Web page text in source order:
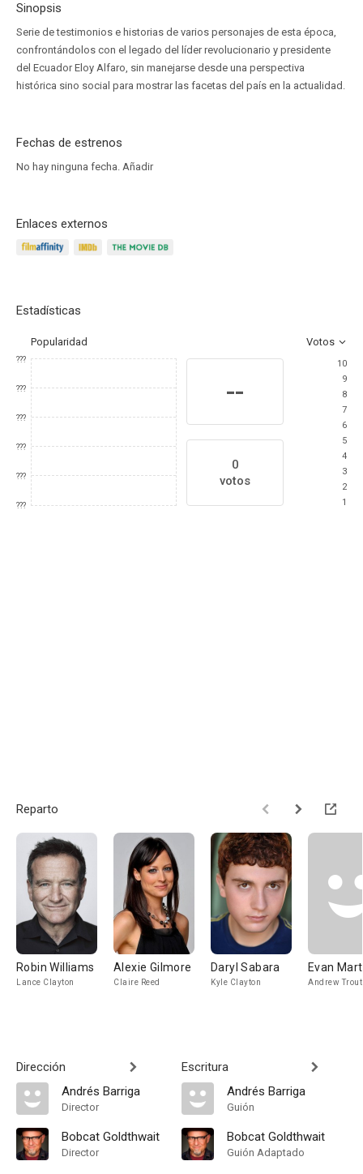
Sinopsis
Serie de testimonios e historias de varios personajes de esta época,
confrontándolos con el legado del líder revolucionario y presidente
del Ecuador Eloy Alfaro, sin manejarse desde una perspectiva
histórica sino social para mostrar las facetas del país en la actualidad.
Fechas de estrenos
No hay ninguna fecha. Añadir
Enlaces externos
Estadísticas
Popularidad Votos
???
???
???
???
???
???
--
0
votos
10
9
8
7
6
5
4
3
2
1
Reparto
Robin Williams
Lance Clayton
Alexie Gilmore
Claire Reed
Daryl Sabara
Kyle Clayton
Evan
Andrew
Dirección
Andrés Barriga
Director
Bobcat Goldthwait
Director
Escritura
Andrés Barriga
Guión
Bobcat Goldthwait
Guión Adaptado